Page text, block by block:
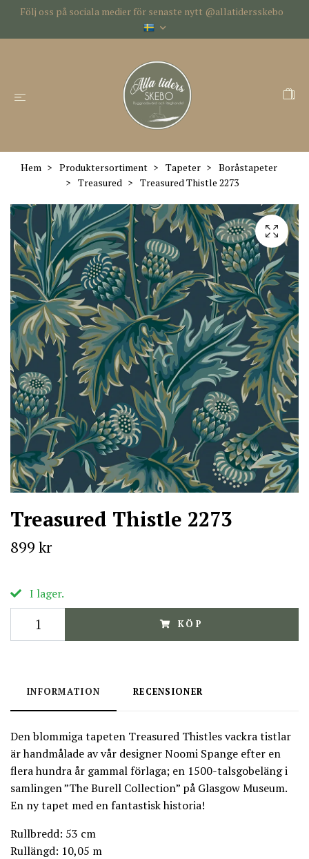
Följ oss på sociala medier för senaste nytt @allatidersskebo
Hem Produktersortiment Tapeter
Boråstapeter
Treasured
Treasured Thistle 2273
Treasured Thistle 2273
899 kr
I lager.
KÖP
INFORMATION RECENSIONER
Den blommiga tapeten Treasured Thistles vackra tistlar
är handmålade av vår designer Noomi Spange efter en
flera hundra år gammal förlaga; en 1500-talsgobeläng i
samlingen ”The Burell Collection” på Glasgow Museum.
En ny tapet med en fantastisk historia!
Rullbredd: 53 cm
Rullängd: 10,05 m